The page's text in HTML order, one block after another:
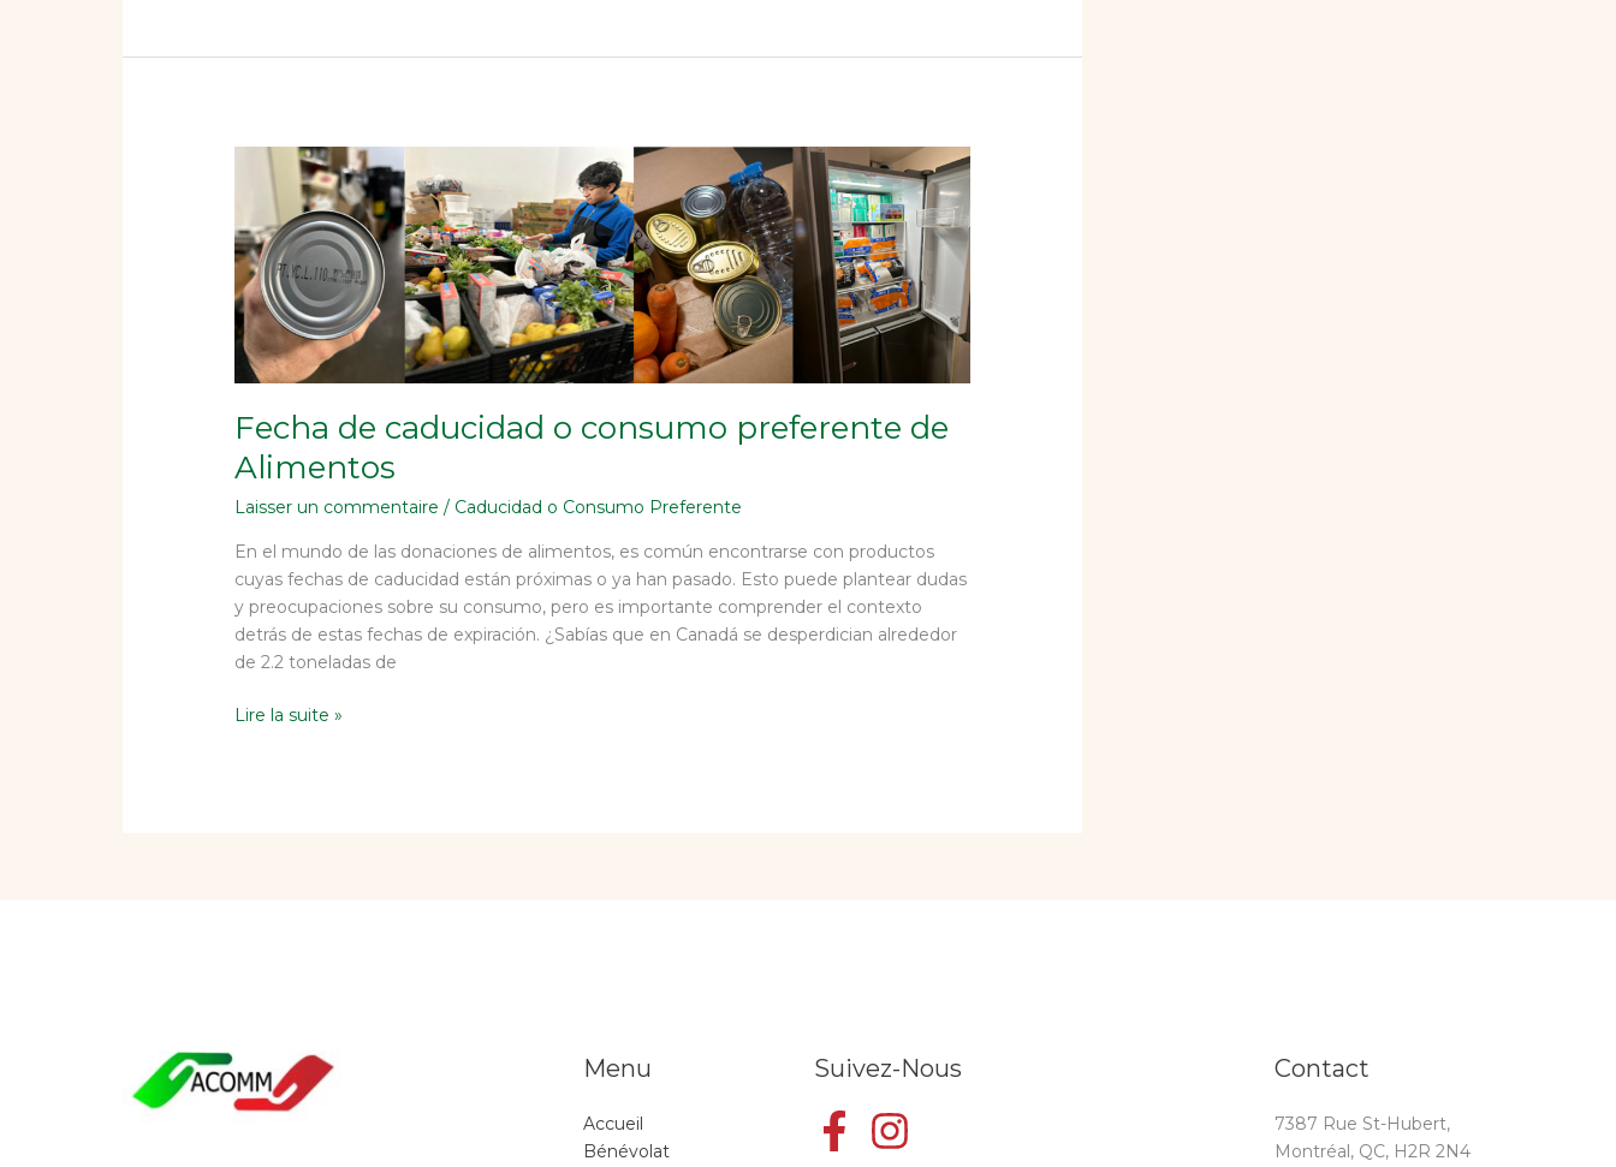
Fecha de caducidad o consumo preferente de
Alimentos
Laisser un commentaire / Caducidad o Consumo Preferente
En el mundo de las donaciones de alimentos, es común encontrarse con productos
cuyas fechas de caducidad están próximas o ya han pasado. Esto puede plantear dudas
y preocupaciones sobre su consumo, pero es importante comprender el contexto
detrás de estas fechas de expiración. ¿Sabías que en Canadá se desperdician alrededor
de 2.2 toneladas de
Fecha
caducidad
o
consumo
preferente
de
Alimentos
Lire la suite »
Menu
Accueil
Bénévolat
Suivez-Nous Contact
7387 Rue St-Hubert,
Montréal, QC, H2R 2N4